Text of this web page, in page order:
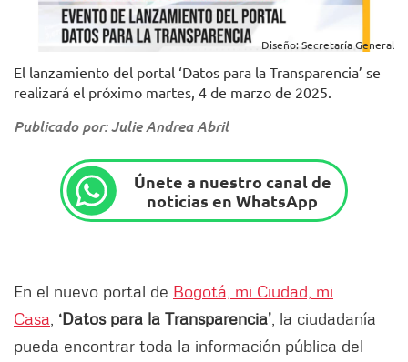
Diseño: Secretaría General
El lanzamiento del portal ‘Datos para la Transparencia’ se
realizará el próximo martes, 4 de marzo de 2025.
Publicado por: Julie Andrea Abril
Únete a nuestro canal de
noticias en WhatsApp
En el nuevo portal de Bogotá, mi Ciudad, mi
Casa ‘Datos para la Transparencia’ , la ciudadanía
pueda encontrar toda la información pública del